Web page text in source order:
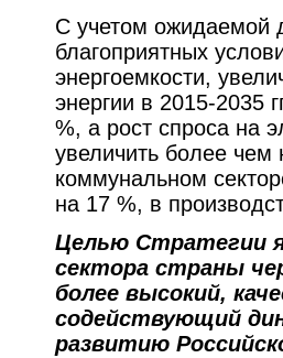
С учетом ожидаемой
благоприятных
энергоемкости,
энергии в 2015-2035
%, а рост спроса на
увеличить более чем
коммунальном
на 17 %, в
Целью Стратегии
сектора страны
более высокий,
содействующий
развитию